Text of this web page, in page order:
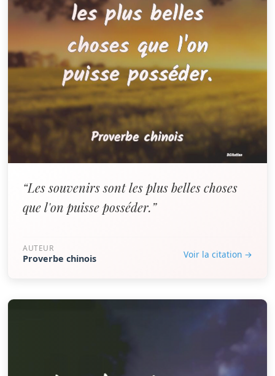
“Les souvenirs sont les plus belles choses
que l'on puisse posséder.”
AUTEUR
Proverbe chinois Voir la citation →